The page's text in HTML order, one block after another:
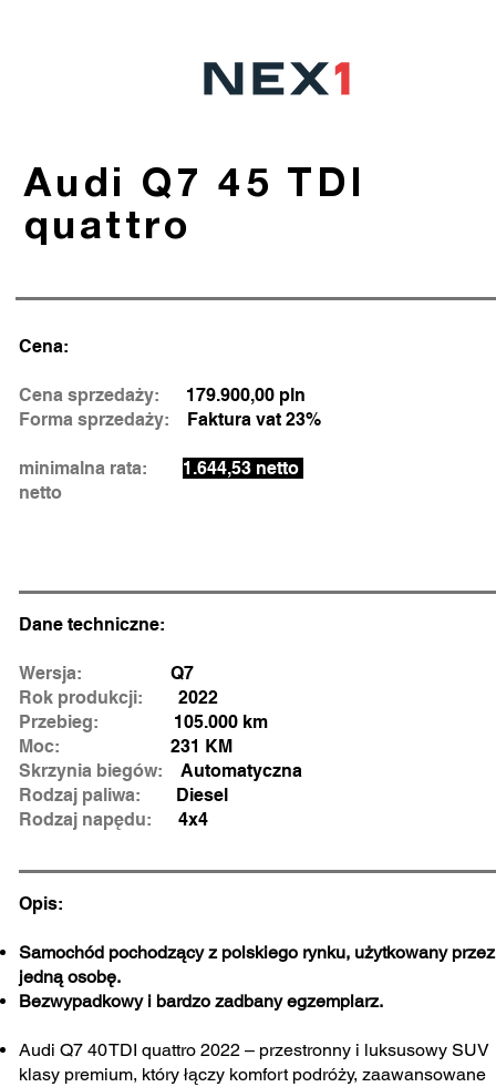
Audi Q7 45 TDI
quattro
Cena:
Cena sprzedaży:
179.900,00 pln
Forma sprzedaży:
Faktura vat 23%
minimalna rata:
1.644,53 netto
netto
Dane techniczne:
Wersja: Q7
Rok produkcji:
2022
Przebieg: 105.000 km
Moc: 231 KM
Skrzynia biegów:
Automatyczna
Rodzaj paliwa: Diesel
Rodzaj napędu: 4x4
Opis:
Samochód pochodzący z polskiego rynku, użytkowany przez
jedną osobę.
Bezwypadkowy i bardzo zadbany egzemplarz.
Audi Q7 40 TDI quattro 2022 – przestronny i luksusowy SUV
klasy premium, który łączy komfort podróży, zaawansowane